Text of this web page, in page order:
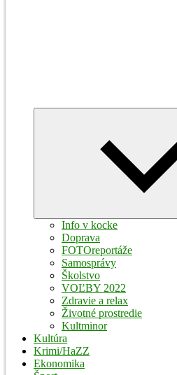
Info v kocke
Doprava
FOTOreportáže
Samosprávy
Školstvo
VOĽBY 2022
Zdravie a relax
Životné prostredie
Kultminor
Kultúra
Krimi/HaZZ
Ekonomika